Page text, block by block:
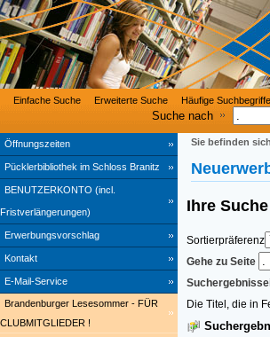
Öffnungszeiten
Pücklerbibliothek im Schloss Branitz
BENUTZERKONTO (incl.
Fristverlängerungen)
Erwerbungsvorschlag
Kontakt
E-Mail-Service
Einfache Suche Erweiterte Suche Häufige Suchbegriffe
Brandenburger Lesesommer - FÜR
CLUBMITGLIEDER !
Sie befinden
Ihre
Sortierpräferenz
Gehe zu Seite
Die Titel, die in
Suche nach